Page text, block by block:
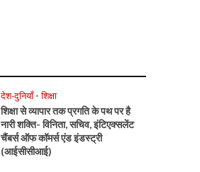
देश-दुनियाँ • शिक्षा
शिक्षा से व्यापार तक प्रगति के पथ पर है
नारी शक्ति- विनिता, सचिव, इंटिएक्सलेंट
चैंबर्स ऑफ कॉमर्स एंड इंडस्ट्री
(आईसीसीआई)